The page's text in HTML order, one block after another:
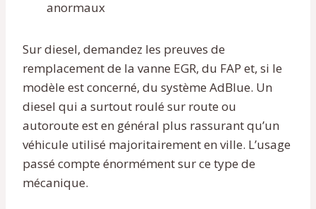
anormaux
Sur diesel, demandez les preuves de
remplacement de la vanne EGR, du FAP et, si le
modèle est concerné, du système AdBlue. Un
diesel qui a surtout roulé sur route ou
autoroute est en général plus rassurant qu’un
véhicule utilisé majoritairement en ville. L’usage
passé compte énormément sur ce type de
mécanique.